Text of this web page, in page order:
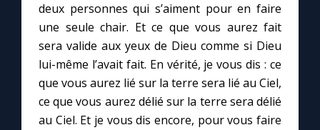
deux personnes qui s’aiment pour en faire
une seule chair. Et ce que vous aurez fait
sera valide aux yeux de Dieu comme si Dieu
lui-même l’avait fait. En vérité, je vous dis : ce
que vous aurez lié sur la terre sera lié au Ciel,
ce que vous aurez délié sur la terre sera délié
au Ciel. Et je vous dis encore, pour vous faire